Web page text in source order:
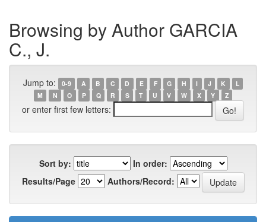
Browsing by Author GARCIA
C., J.
Jump to: 0-9 A B C D E F G H I J K
L
M
N O P Q R S T U V W X Y Z
or enter first few letters:
Sort by:
In order:
Results/Page
Authors/Record: